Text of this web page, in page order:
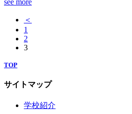
see more
＜
1
2
3
TOP
サイトマップ
学校紹介